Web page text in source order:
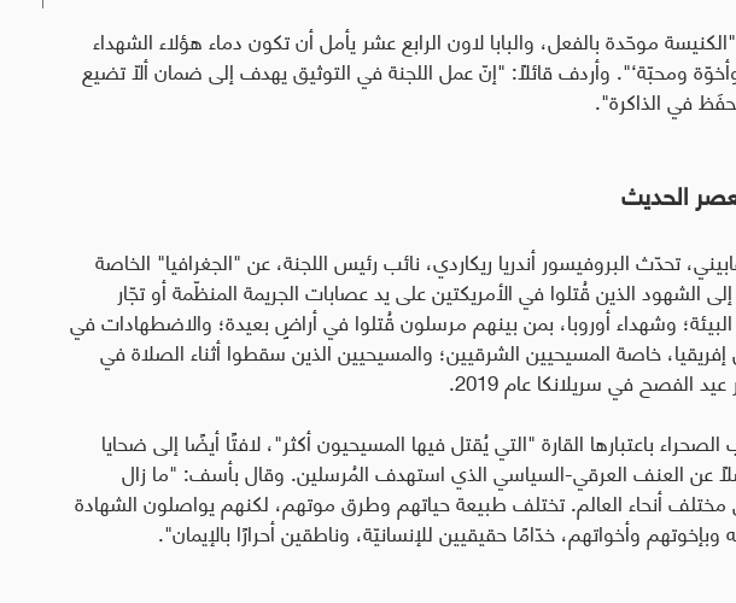
موحّدة بالفعل، والبابا لاون الرابع عشر يأمل أن تكون دماء هؤلاء الشهداء
ومحبّة‘". وأردف قائلاً: "إنّ عمل اللجنة في التوثيق يهدف إلى ضمان ألّا تضيع
في الذاكرة".
الحديث
تحدّث البروفيسور أندريا ريكاردي، نائب رئيس اللجنة، عن "الجغرافيا" الخاصة
الشهود الذين قُتلوا في الأمريكتين على يد عصابات الجريمة المنظّمة أو تجّار
وشهداء أوروبا، بمن بينهم مرسلون قُتلوا في أراضٍ بعيدة؛ والاضطهادات في
خاصة المسيحيين الشرقيين؛ والمسيحيين الذين سقطوا أثناء الصلاة في
الفصح في سريلانكا عام 2019.
باعتبارها القارة "التي يُقتل فيها المسيحيون أكثر"، لافتًا أيضًا إلى ضحايا
عن العنف العرقي-السياسي الذي استهدف المُرسلين. وقال بأسف: "ما زال
أنحاء العالم. تختلف طبيعة حياتهم وطرق موتهم، لكنهم يواصلون الشهادة
وأخواتهم، خدّامًا حقيقيين للإنسانيّة، وناطقين أحرارًا بالإيمان".